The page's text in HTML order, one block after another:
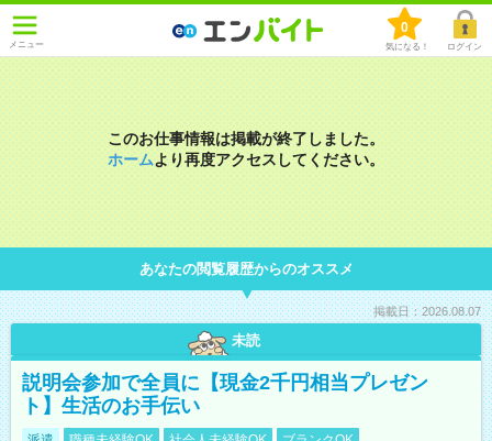
メニュー
0
気になる！ ログイン
このお仕事情報は掲載が終了しました。
ホームより再度アクセスしてください。
あなたの閲覧履歴からのオススメ
掲載日：2026.08.07
未読
説明会参加で全員に【現金2千円相当プレゼン
ト】生活のお手伝い